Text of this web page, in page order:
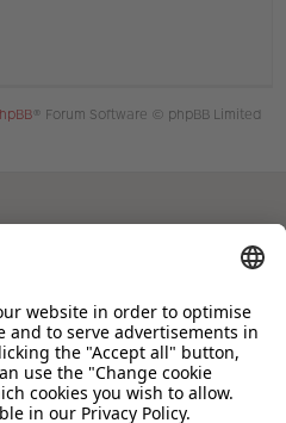
® Forum Software © phpBB Limited